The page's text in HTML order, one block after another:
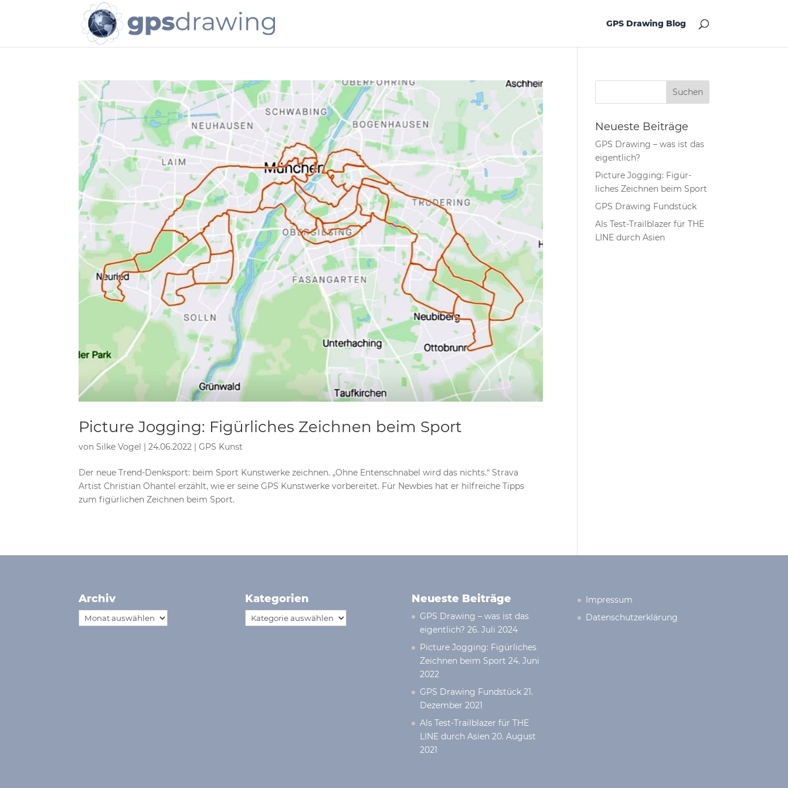
GPS Drawing Blog
Picture Jogging: Figür­liches Zeichnen beim Sport
vonSilke Vogel |24.06.2022 |GPS Kunst
Der neue Trend-Denksport: beim Sport Kunstwerke zeichnen. „Ohne Entenschnabel wird das nichts.“ Strava
Artist Christian Ohantel erzählt, wie er seine GPS Kunstwerke vorbereitet. Für Newbies hat er hilfreiche Tipps
zum figürlichen Zeichnen beim Sport.
Neueste Beiträge
GPS Drawing – was ist das
eigentlich?
Picture Jogging: Figür­
liches Zeichnen beim Sport
GPS Drawing Fundstück
Als Test-Trailblazer für THE
LINE durch Asien
Archiv
Archiv
Kategorien
Kategorien
Neueste Beiträge
GPS Drawing – was ist das
eigentlich? 26. Juli 2024
Picture Jogging: Figür­liches
Zeichnen beim Sport 24. Juni
2022
GPS Drawing Fundstück 21.
Dezember 2021
Als Test-Trailblazer für THE
LINE durch Asien 20. August
2021
Impressum
Datenschutzerklärung